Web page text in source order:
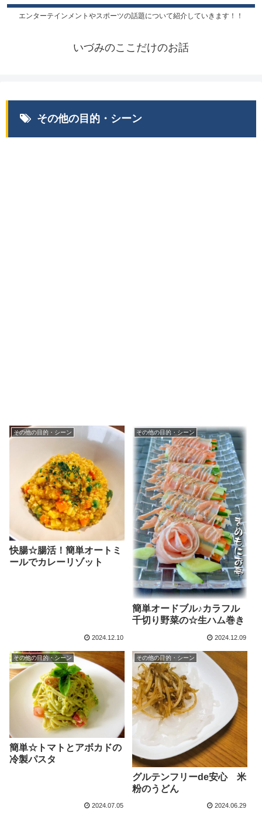
エンターテインメントやスポーツの話題について紹介していきます！！
いづみのここだけのお話
その他の目的・シーン
その他の目的・シーン
快腸☆腸活！簡単オートミ
ールでカレーリゾット
2024.12.10
その他の目的・シーン
簡単オードブル♪カラフル
千切り野菜の☆生ハム巻き
2024.12.09
その他の目的・シーン
簡単☆トマトとアボカドの
冷製パスタ
2024.07.05
その他の目的・シーン
グルテンフリーde安心 米
粉のうどん
2024.06.29